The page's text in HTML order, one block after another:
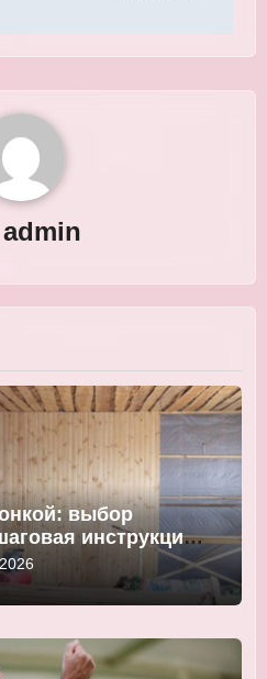
admin
выбор
инструкция